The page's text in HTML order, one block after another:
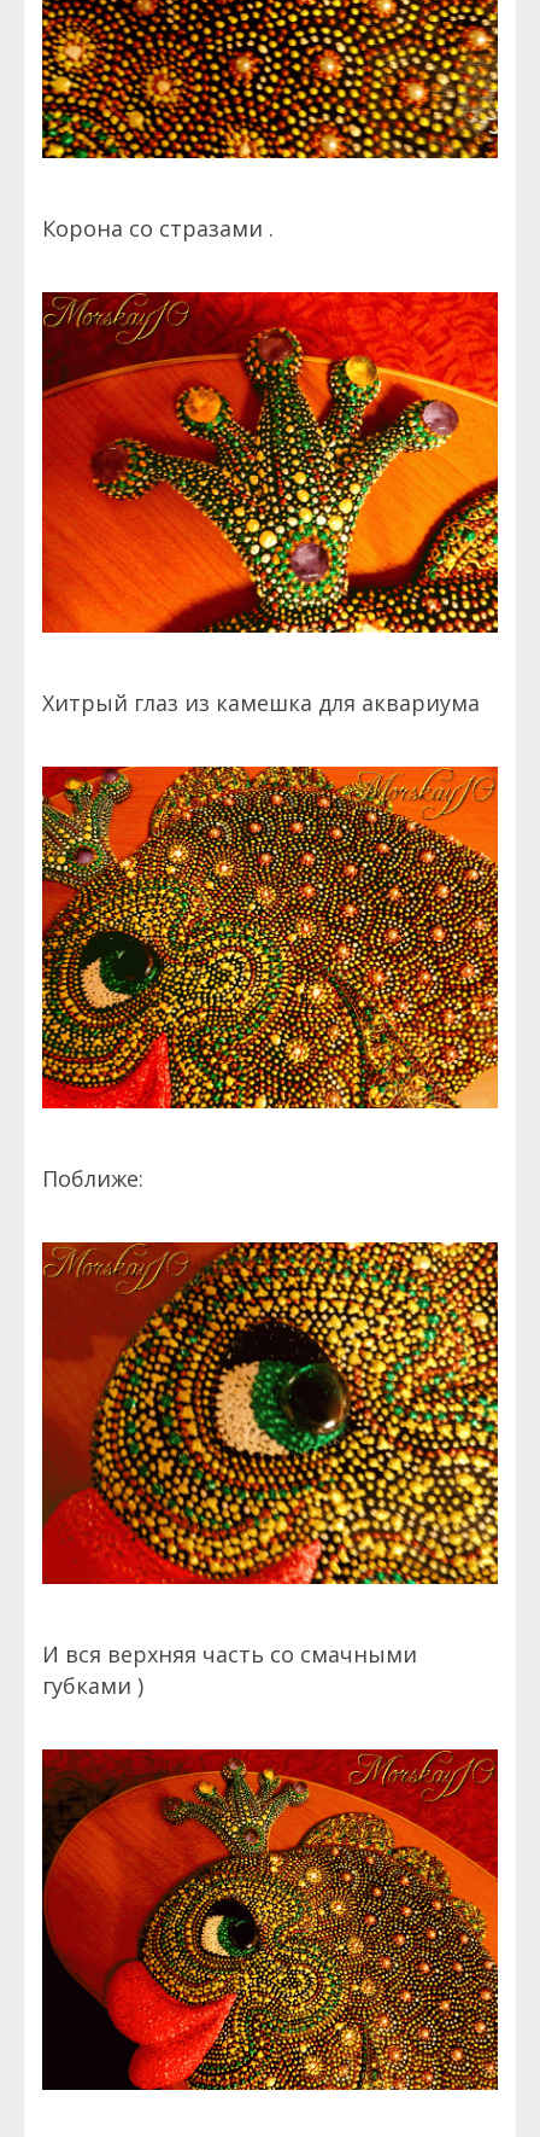
Корона со стразами .
Хитрый глаз из камешка для аквариума
Поближе:
И вся верхняя часть со смачными
губками )